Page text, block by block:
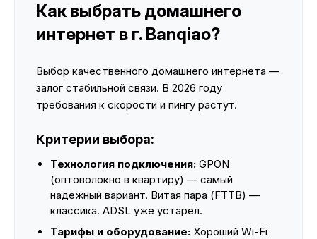
Как выбрать домашнего
интернет в г. Banqiao?
Выбор качественного домашнего интернета —
залог стабильной связи. В 2026 году
требования к скорости и пингу растут.
Критерии выбора:
Технология подключения: GPON
(оптоволокно в квартиру) — самый
надежный вариант. Витая пара (FTTB) —
классика. ADSL уже устарел.
Тарифы и оборудование: Хороший Wi-Fi